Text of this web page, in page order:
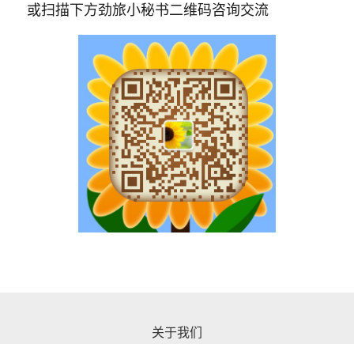
或扫描下方劲旅小秘书二维码咨询交流
关于我们